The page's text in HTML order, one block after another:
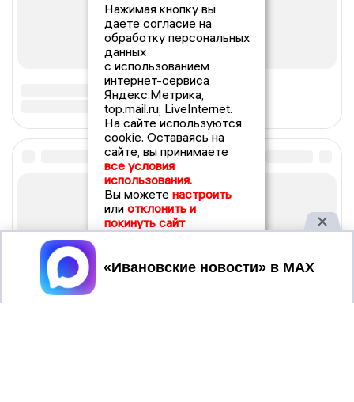
Нажимая кнопку вы
даете согласие на
обработку персональных
данных
с использованием
интернет-сервиса
Яндекс.Метрика,
top.mail.ru, LiveInternet.
На сайте используются
cookie. Оставаясь на
сайте, вы принимаете
все условия
использования.
Вы можете настроить
или отклонить и
покинуть сайт
Принять